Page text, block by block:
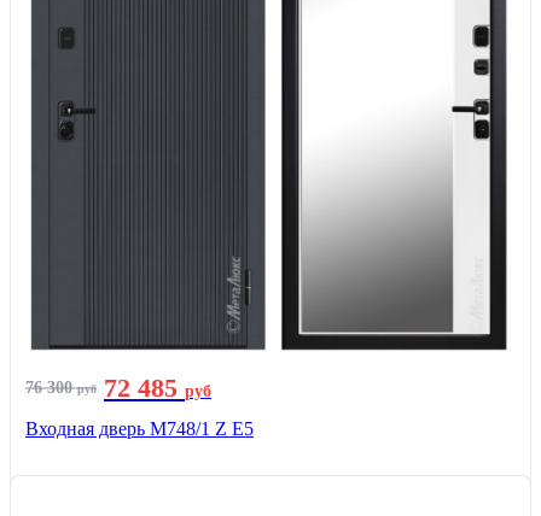
76 300руб 72 485 руб
Входная дверь М748/1 Z Е5